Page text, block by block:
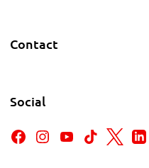
Contact
Social